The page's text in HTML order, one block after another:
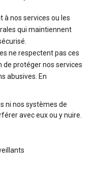
à nos services ou les
qui maintiennent
ne respectent pas ces
de protéger nos services
abusives. En
ni nos systèmes de
avec eux ou y nuire.